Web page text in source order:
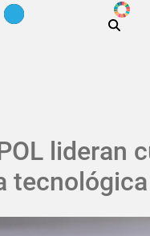
ODS
lideran
tecnológica